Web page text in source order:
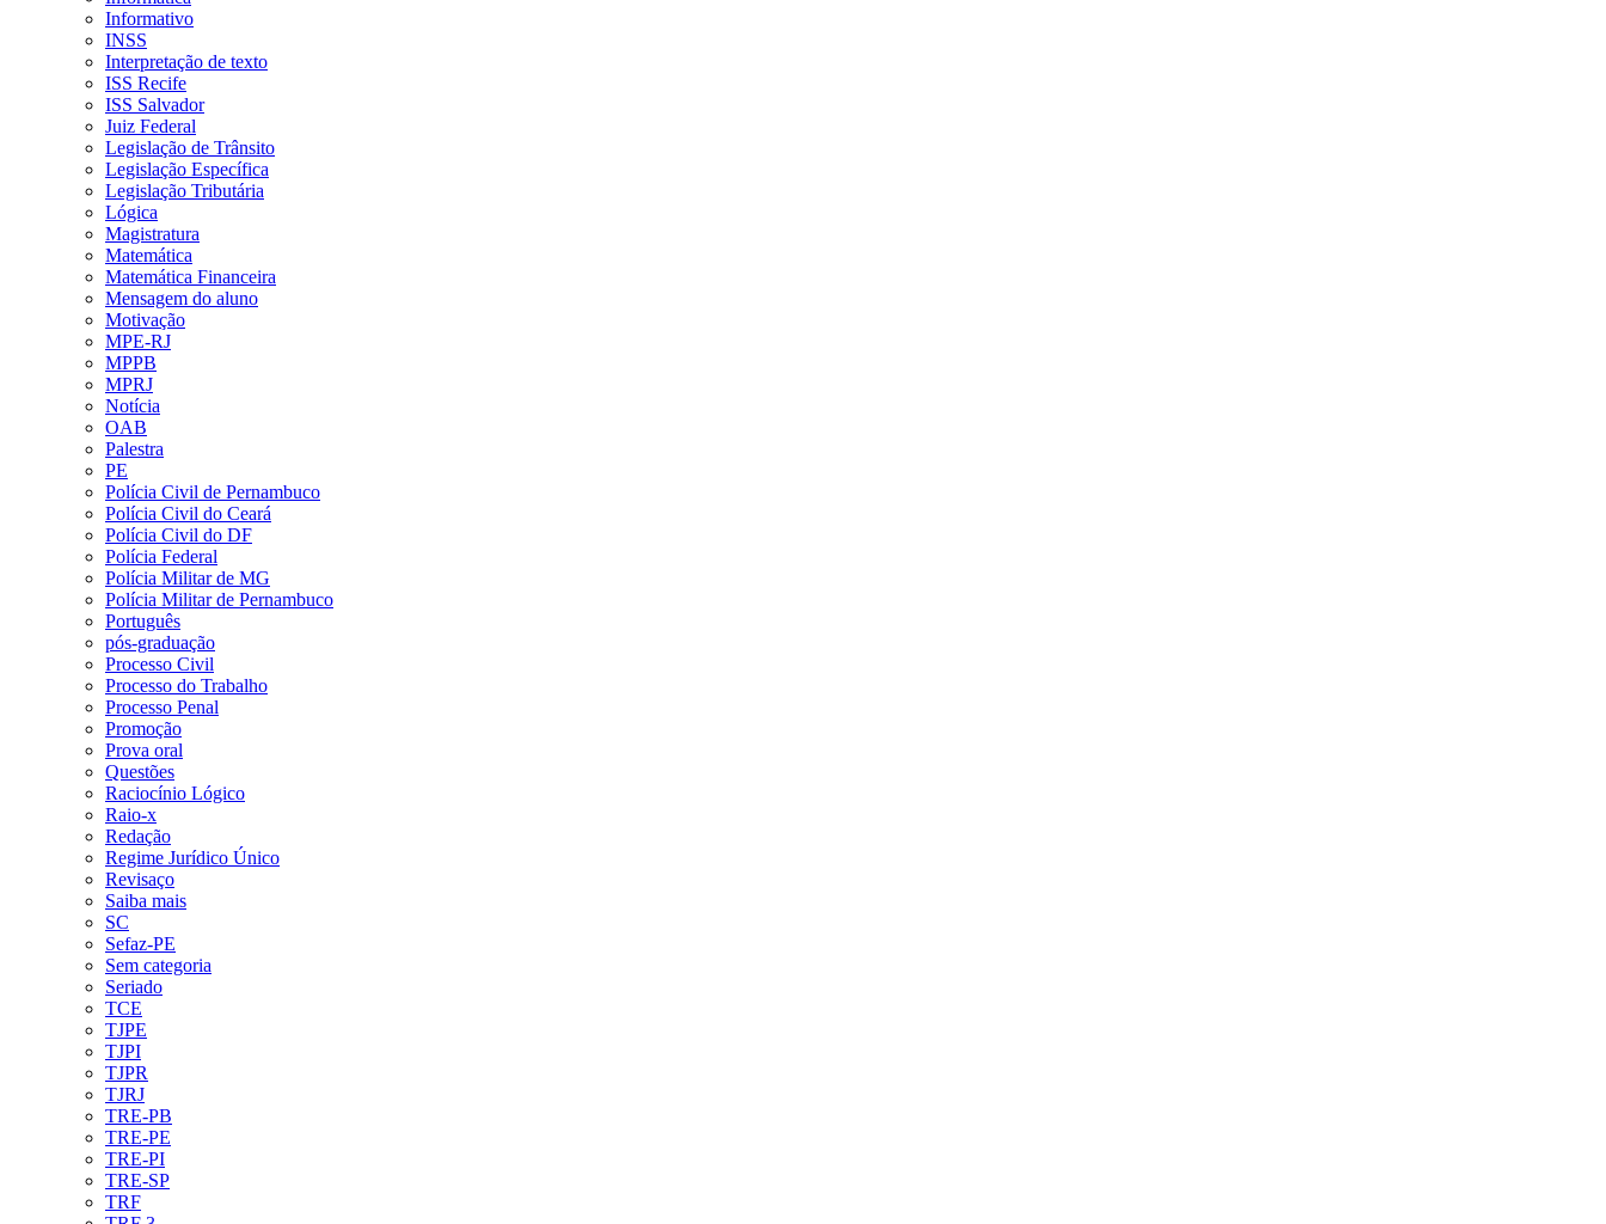
Informativo
INSS
Interpretação de texto
ISS Recife
ISS Salvador
Juiz Federal
Legislação de Trânsito
Legislação Específica
Legislação Tributária
Lógica
Magistratura
Matemática
Matemática Financeira
Mensagem do aluno
Motivação
MPE-RJ
MPPB
MPRJ
Notícia
OAB
Palestra
PE
Polícia Civil de Pernambuco
Polícia Civil do Ceará
Polícia Civil do DF
Polícia Federal
Polícia Militar de MG
Polícia Militar de Pernambuco
Português
pós-graduação
Processo Civil
Processo do Trabalho
Processo Penal
Promoção
Prova oral
Questões
Raciocínio Lógico
Raio-x
Redação
Regime Jurídico Único
Revisaço
Saiba mais
SC
Sefaz-PE
Sem categoria
Seriado
TCE
TJPE
TJPI
TJPR
TJRJ
TRE-PB
TRE-PE
TRE-PI
TRE-SP
TRF